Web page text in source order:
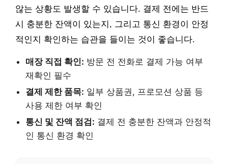
않는 상황도 발생할 수 있습니다. 결제 전에는 반드
시 충분한 잔액이 있는지, 그리고 통신 환경이 안정
적인지 확인하는 습관을 들이는 것이 좋습니다.
매장 직접 확인: 방문 전 전화로 결제 가능 여부
재확인 필수
결제 제한 품목: 일부 상품권, 프로모션 상품 등
사용 제한 여부 확인
통신 및 잔액 점검: 결제 전 충분한 잔액과 안정적
인 통신 환경 확인